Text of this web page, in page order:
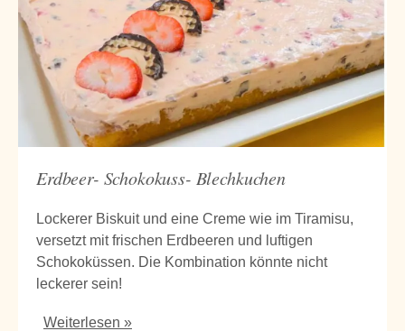
Erdbeer- Schokokuss- Blechkuchen
Lockerer Biskuit und eine Creme wie im Tiramisu,
versetzt mit frischen Erdbeeren und luftigen
Schokoküssen. Die Kombination könnte nicht
leckerer sein!
Weiterlesen »